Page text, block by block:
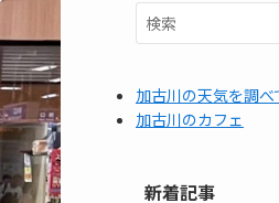
加古川の天気を調べ
加古川のカフェ
新着記事